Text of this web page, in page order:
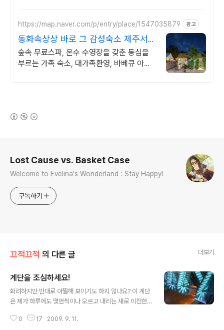
https://map.naver.com/p/entry/place/1547035879 광고
동화속상상 바로 그 감성숙소 제주서쪽
오설록근처 완벽독채
숲속 무료스파, 온수 수영장을 갖춘 동심을
부르는 가족 숙소, 대가족환영, 바베큐 아이
Lost Cause vs. Basket Case
Welcome to Evelina's Wonderland : Stay Happy!
구독하기
끄적끄적 의 다른 글 더보기
계단을 조심하세요!
화려하지만 반대로 아찔해 보이기도 하지 않나요? 이 계단
은 제가 하루에도 몇번씩이나 오르고 내리는 새로 이전한
유리 아니면 불투명한 유리로 되어있어서 묘한 구석이 있
0 17 2009. 9. 11.